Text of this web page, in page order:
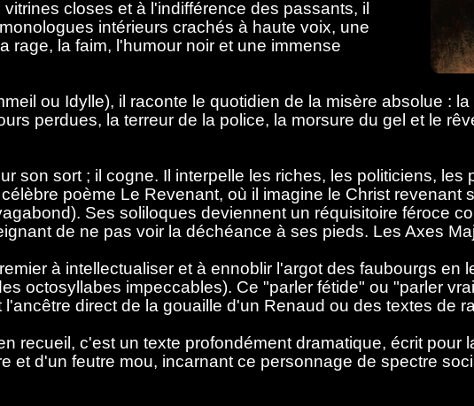
closes et à l'indifférence des passants, il
intérieurs crachés à haute voix, une
rage, la faim, l'humour noir et une immense
ou Idylle), il raconte le quotidien de la misère absolue :
perdues, la terreur de la police, la morsure du gel et le
son sort ; il cogne. Il interpelle les riches, les politiciens, les
poème Le Revenant, où il imagine le Christ revenant
Ses soliloques deviennent un réquisitoire féroce
de ne pas voir la déchéance à ses pieds. Les Axes
à intellectualiser et à ennoblir l'argot des faubourgs en
octosyllabes impeccables). Ce "parler fétide" ou "parler
direct de la gouaille d'un Renaud ou des textes de
recueil, c'est un texte profondément dramatique, écrit pour
et d'un feutre mou, incarnant ce personnage de spectre